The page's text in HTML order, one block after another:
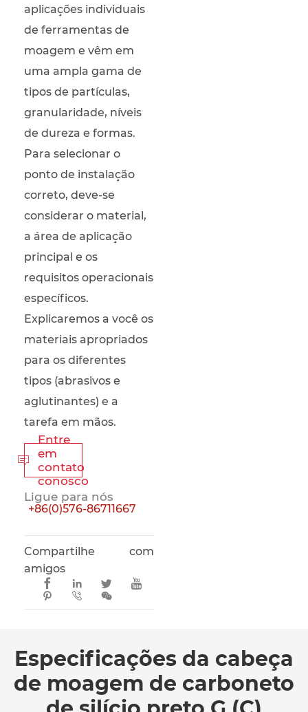
aplicações individuais
de ferramentas de
moagem e vêm em
uma ampla gama de
tipos de partículas,
granularidade, níveis
de dureza e formas.
Para selecionar o
ponto de instalação
correto, deve-se
considerar o material,
a área de aplicação
principal e os
requisitos operacionais
específicos.
Explicaremos a você os
materiais apropriados
para os diferentes
tipos (abrasivos e
aglutinantes) e a
tarefa em mãos.

Entre
em
contato
conosco
Ligue para nós
+86(0)576-86711667
Compartilhe com
amigos
  


 
Especificações da cabeça
de moagem de carboneto